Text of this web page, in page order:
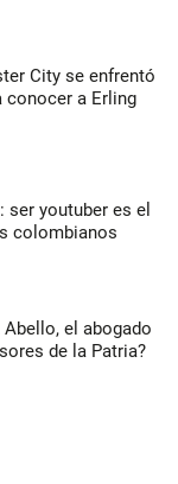
City se enfrentó
conocer a Erling
youtuber es el
colombianos
el abogado
de la Patria?